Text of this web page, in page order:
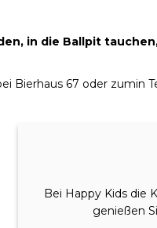
in die Ballpit
Bierhaus 67 oder zumin
Bei Happy Kids die
genießen